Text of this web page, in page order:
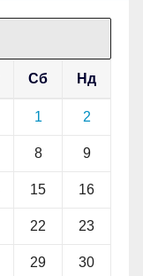
Сб Нд
1 2
8 9
15 16
22 23
29 30